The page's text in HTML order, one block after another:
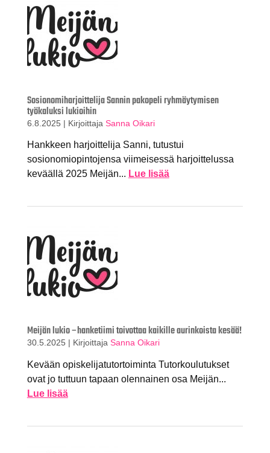
Sosionomiharjoittelija Sannin pakopeli ryhmäytymisen
työkaluksi lukioihin
6.8.2025 | Kirjoittaja Sanna Oikari
Hankkeen harjoittelija Sanni, tutustui
sosionomiopintojensa viimeisessä harjoittelussa
keväällä 2025 Meijän... Lue lisää
Meijän lukio –hanketiimi toivottaa kaikille aurinkoista kesää!
30.5.2025 | Kirjoittaja Sanna Oikari
Kevään opiskelijatutortoiminta Tutorkoulutukset
ovat jo tuttuun tapaan olennainen osa Meijän...
Lue lisää